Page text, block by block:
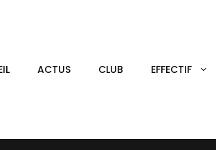
ACTUS CLUB EFFECTIF